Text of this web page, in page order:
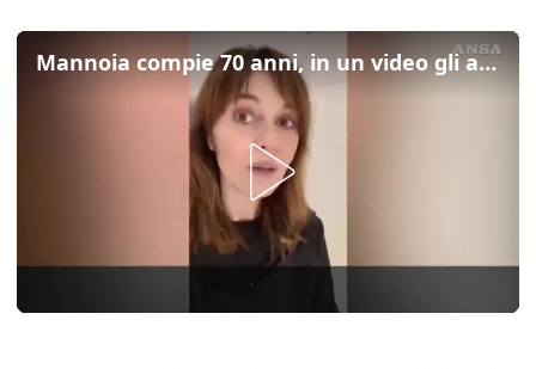
Mannoia compie 70 anni, in un video gli auguri di amici e colleghi